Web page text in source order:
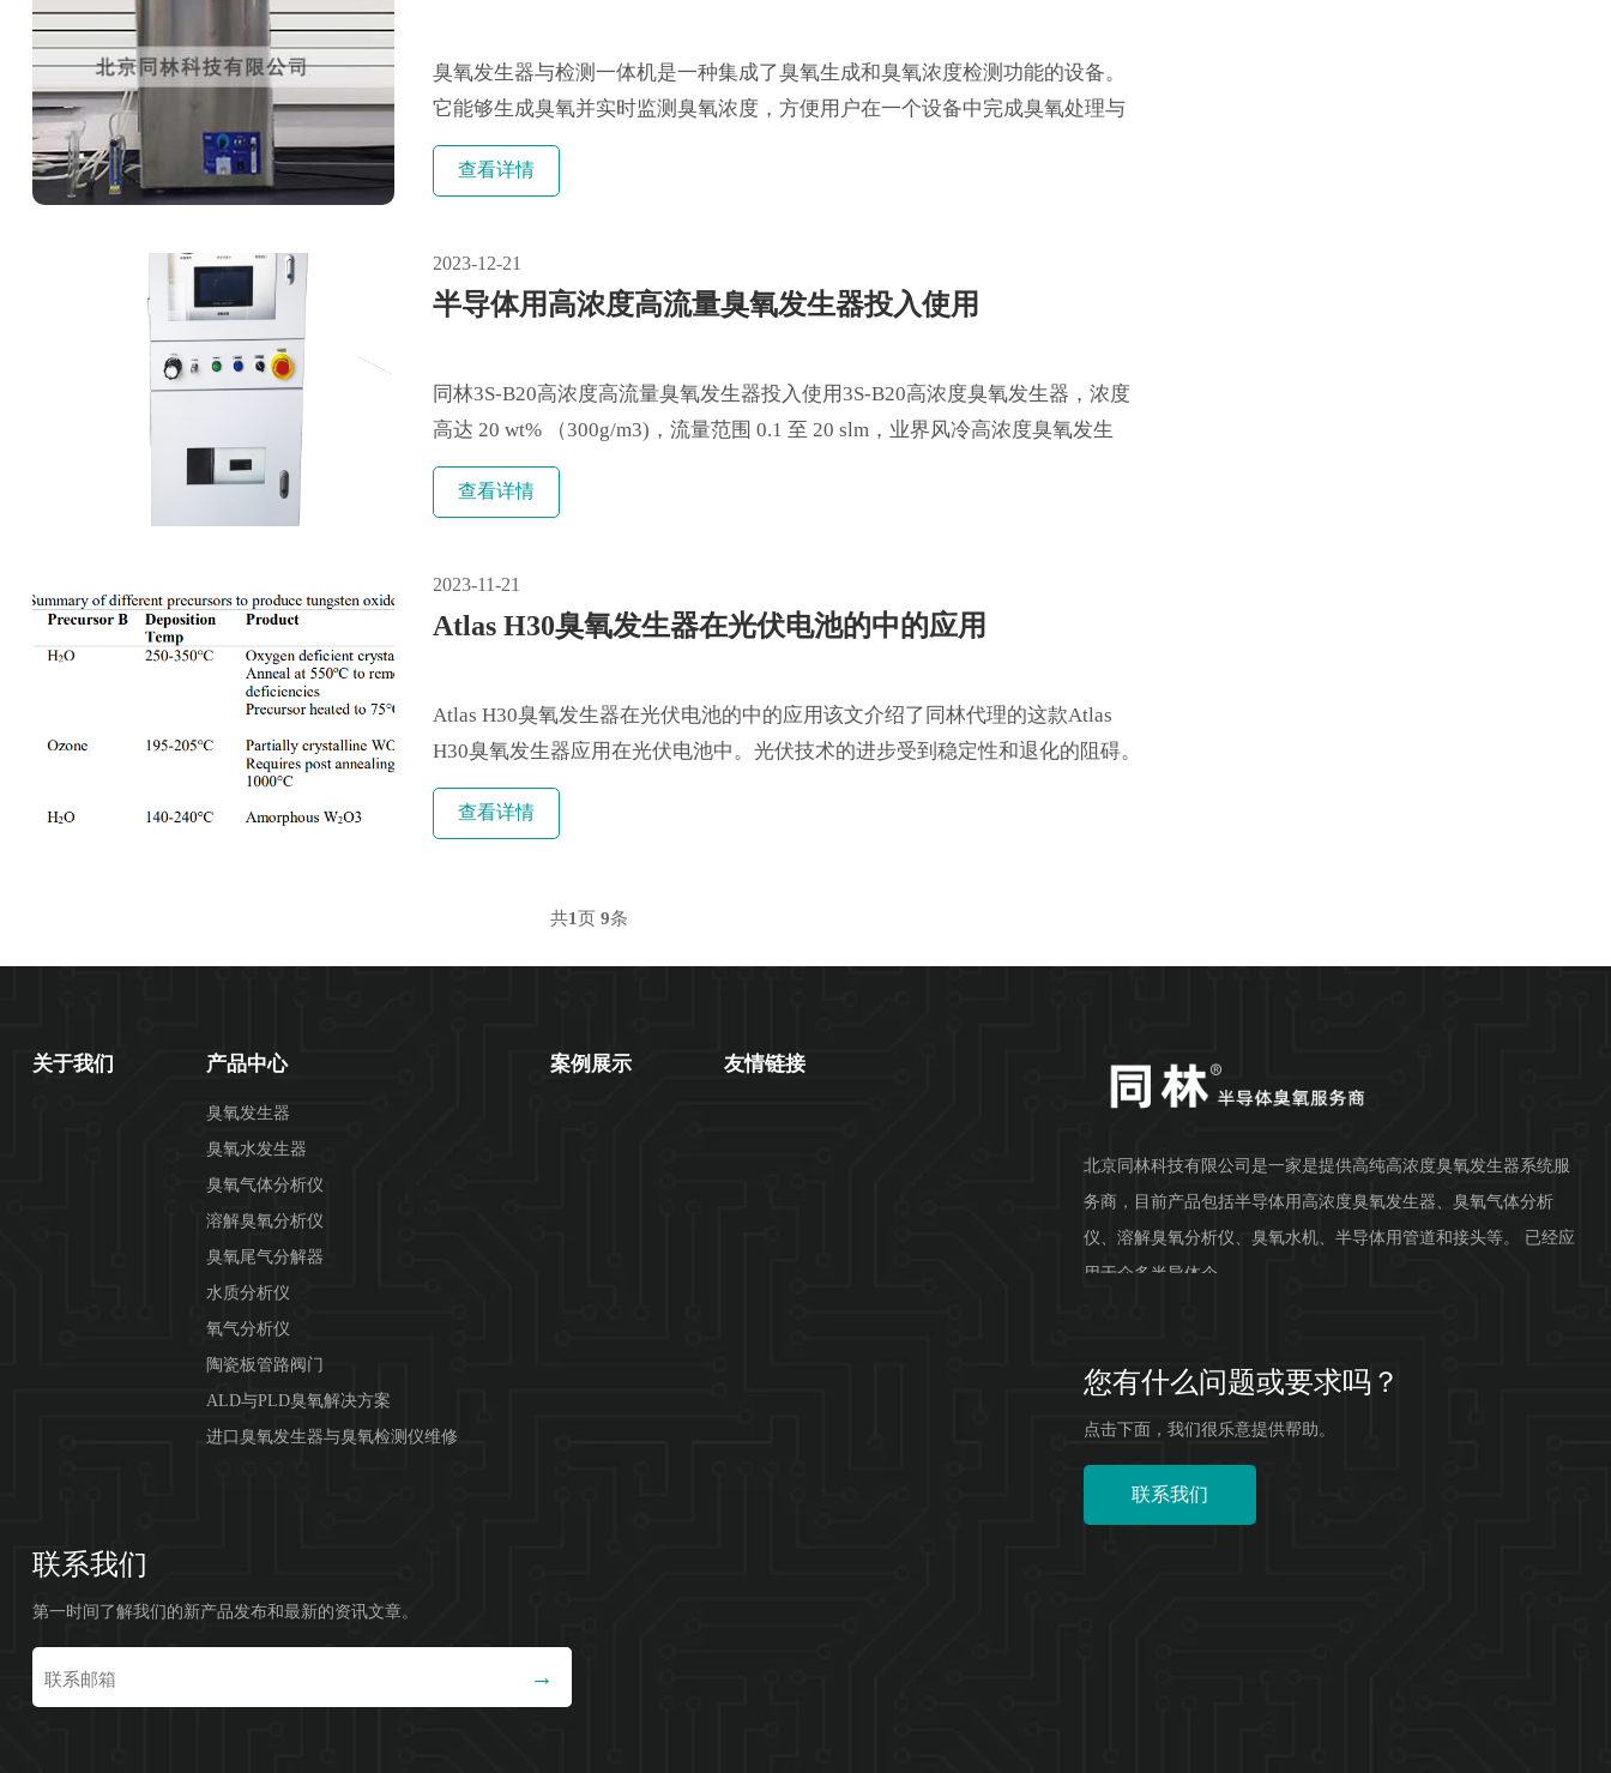
臭氧发生器与检测一体机是一种集成了臭氧生成和臭氧浓度检测功能的设备。
它能够生成臭氧并实时监测臭氧浓度，方便用户在一个设备中完成臭氧处理与
检测的任务。一体机通常包...
查看详情
2023-12-21
半导体用高浓度高流量臭氧发生器投入使用
同林3S-B20高浓度高流量臭氧发生器投入使用3S-B20高浓度臭氧发生器，浓度
高达 20 wt% （300g/m3)，流量范围 0.1 至 20 slm，业界风冷高浓度臭氧发生
器，控制包括臭氧浓度控制，集成过程臭氧检测，质量流量控制,压力控制，紧
急关停等，确保在工艺中稳定运行。技术参数臭氧产量：15-200 g/hr......
查看详情
2023-11-21
Atlas H30臭氧发生器在光伏电池的中的应用
Atlas H30臭氧发生器在光伏电池的中的应用该文介绍了同林代理的这款Atlas
H30臭氧发生器应用在光伏电池中。光伏技术的进步受到稳定性和退化的阻碍。
在硅光伏电池中，这些降解机制包括电位诱导降解(PID)和电流诱导降解(CID)
等。在本论文中，阻抗谱被用于检测钝化发射极和后电池(PERC)硅模块的PID和
查看详情
共1页 9条
关于我们 产品中心
臭氧发生器
臭氧水发生器
臭氧气体分析仪
溶解臭氧分析仪
臭氧尾气分解器
水质分析仪
氧气分析仪
陶瓷板管路阀门
ALD与PLD臭氧解决方案
进口臭氧发生器与臭氧检测仪维修
案例展示 友情链接
联系我们
第一时间了解我们的新产品发布和最新的资讯文章。
北京同林科技有限公司是一家是提供高纯高浓度臭氧发生器系统服
务商，目前产品包括半导体用高浓度臭氧发生器、臭氧气体分析
仪、溶解臭氧分析仪、臭氧水机、半导体用管道和接头等。 已经应
用于众多半导体企...
您有什么问题或要求吗？
点击下面，我们很乐意提供帮助。
联系我们